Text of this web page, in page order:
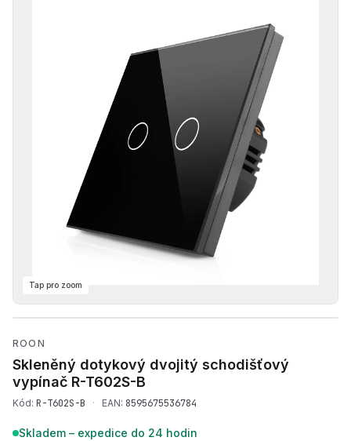
Tap pro zoom
ROON
Skleněný dotykový dvojitý schodišťový
vypínač R-T602S-B
Kód: R-T602S-B · EAN: 8595675536784
Skladem – expedice do 24 hodin